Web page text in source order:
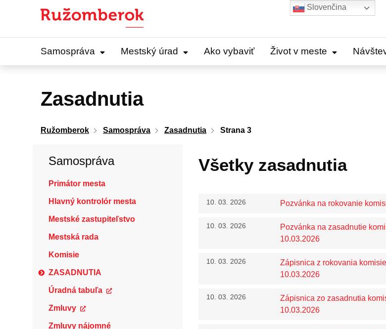
Samospráva Mestský úrad Ako vybaviť Život v meste
Zasadnutia
Ružomberok Samospráva Zasadnutia Strana 3
Samospráva
Primátor mesta
Hlavný kontrolór mesta
Mestské zastupiteľstvo
Mestská rada
Komisie
ZASADNUTIA
Úradná tabuľa
Zmluvy
Zmluvy nájomné
Všetky zasadnutia
10. 03. 2026 Pozvánka na rokovanie
10. 03. 2026
Pozvánka na zasadnutie
10.03.2026
10. 03. 2026
Zápisnica z rokovania
10.03.2026
10. 03. 2026
Zápisnica zo zasadnutia
10.03.2026
Slovenčina